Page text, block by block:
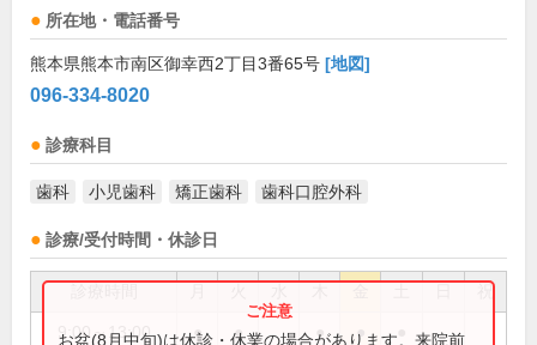
所在地・電話番号
熊本県熊本市南区御幸西2丁目3番65号 [地図]
096-334-8020
診療科目
歯科 小児歯科 矯正歯科 歯科口腔外科
診療/受付時間・休診日
祝
9:00～13:00 ● ● ● ●
お盆(8月中旬)は休診・休業の場合があります。来院前